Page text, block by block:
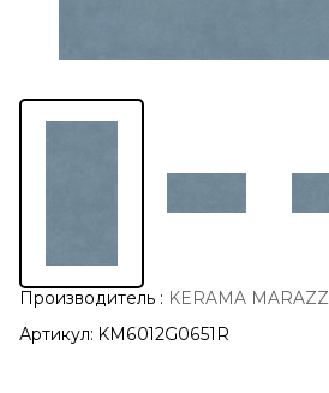
Производитель : KERAMA MARAZZI
Артикул: KM6012G0651R